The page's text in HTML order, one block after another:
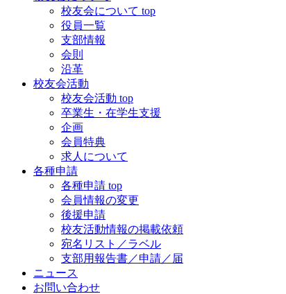
校友会について top
役員一覧
支部情報
会則
沿革
校友会活動
校友会活動 top
卒業生・在学生支援
企画
会員特典
求人について
各種申請
各種申請 top
会員情報の変更
後援申請
校友活動情報の掲載依頼
宛名リスト／ラベル
支部用報告書／申請／届
ニュース
お問い合わせ